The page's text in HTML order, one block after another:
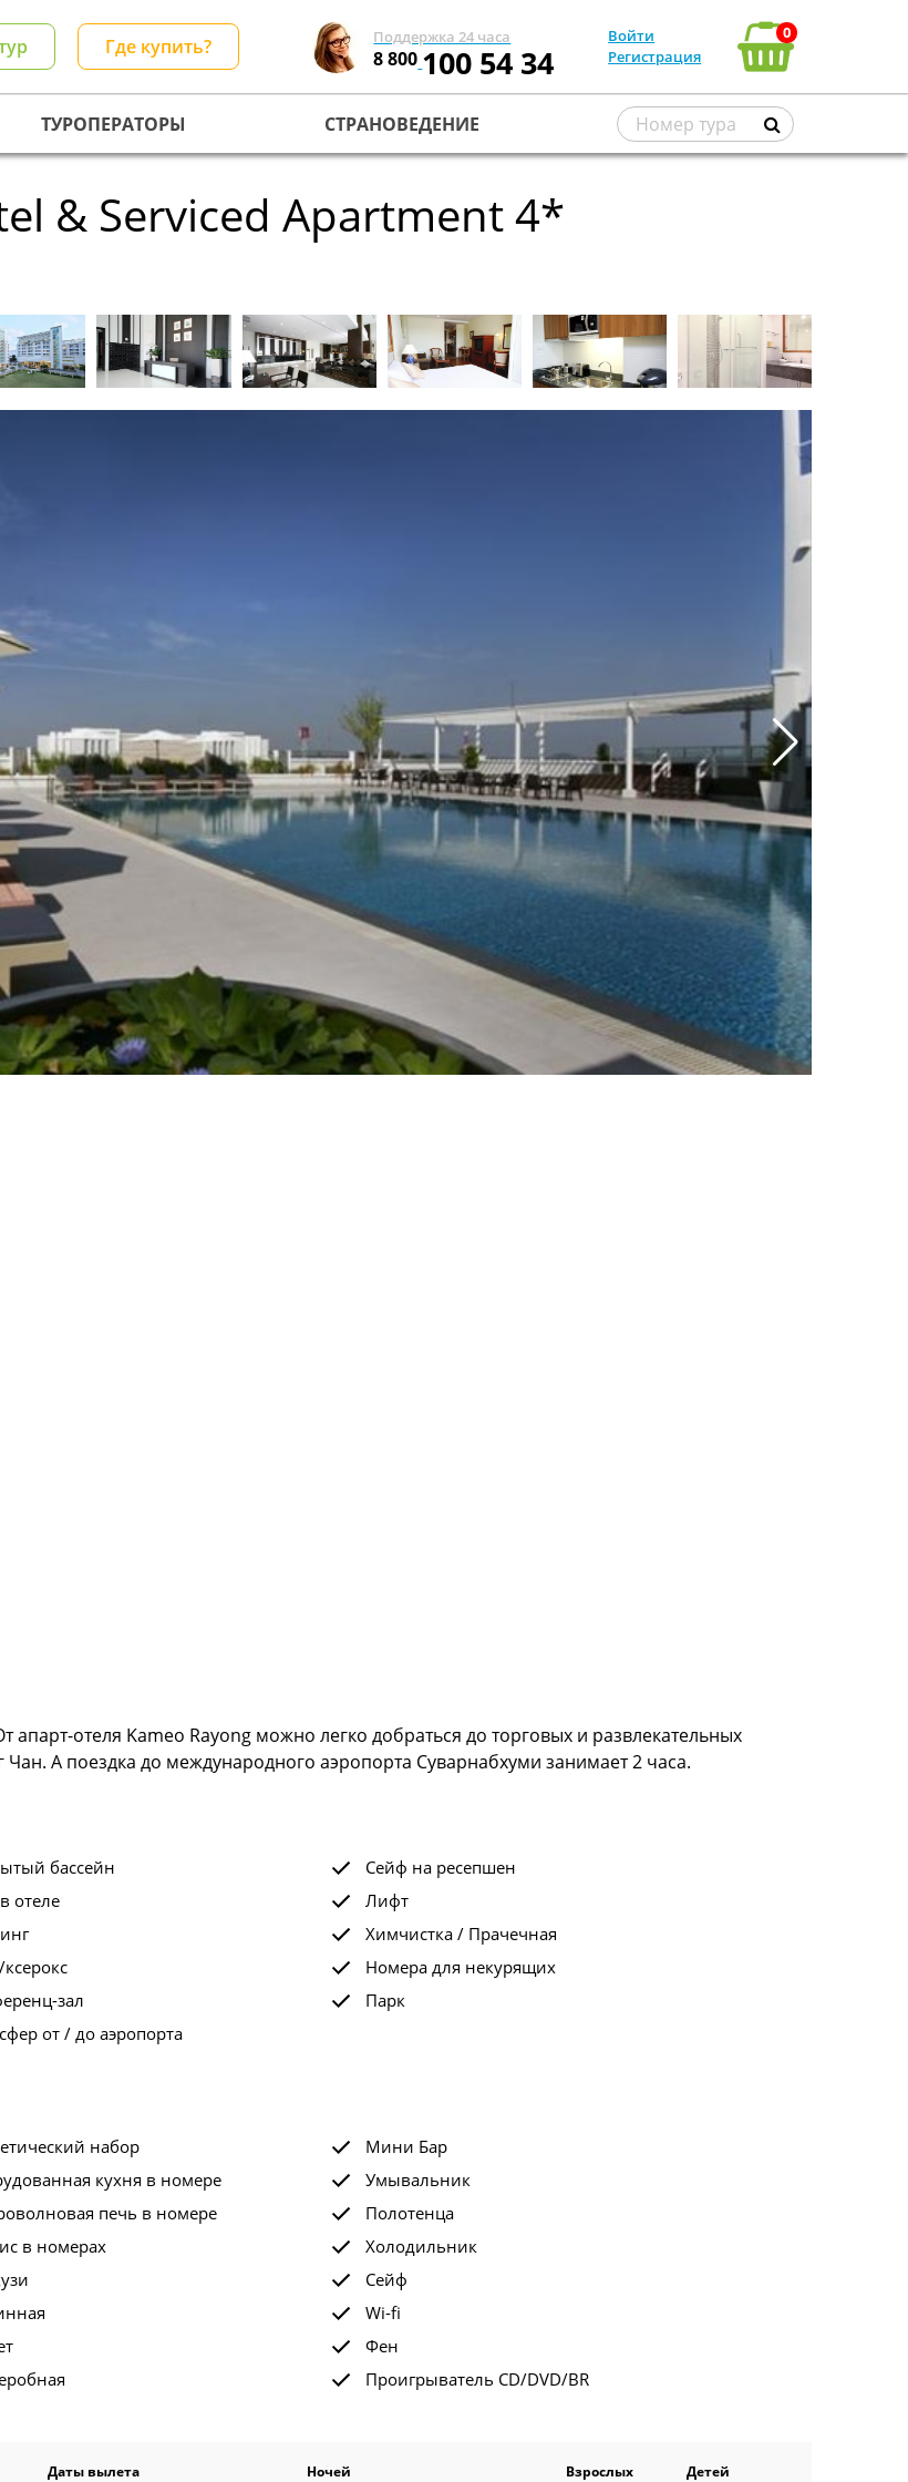
Где купить? Поддержка 24 часа
8 800100 54 34
Войти
Регистрация
0
ТУРОПЕРАТОРЫ СТРАНОВЕДЕНИЕ
& Serviced Apartment 4*
отеля Kameo Rayong можно легко добраться до торговых и развлекательных
А поездка до международного аэропорта Суварнабхуми занимает 2 часа.
бассейн
Сейф на ресепшен
отеле
Лифт
Химчистка / Прачечная
Номера для некурящих
зал
Парк
от / до аэропорта
набор
Мини Бар
кухня в номере
Умывальник
печь в номере
Полотенца
в номерах
Холодильник
Сейф
Wi-fi
Фен
Проигрыватель CD/DVD/BR
Даты вылета Ночей Взрослых Детей